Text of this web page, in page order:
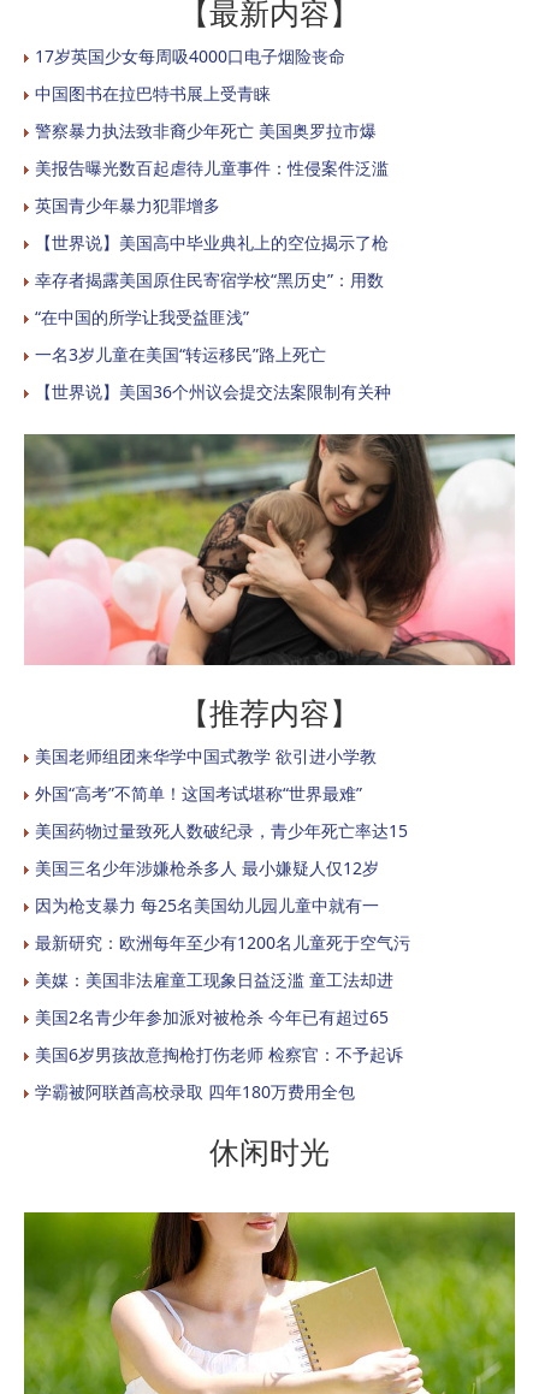
【最新内容】
17岁英国少女每周吸4000口电子烟险丧命
中国图书在拉巴特书展上受青睐
警察暴力执法致非裔少年死亡 美国奥罗拉市爆
美报告曝光数百起虐待儿童事件：性侵案件泛滥
英国青少年暴力犯罪增多
【世界说】美国高中毕业典礼上的空位揭示了枪
幸存者揭露美国原住民寄宿学校“黑历史”：用数
“在中国的所学让我受益匪浅”
一名3岁儿童在美国“转运移民”路上死亡
【世界说】美国36个州议会提交法案限制有关种
【推荐内容】
美国老师组团来华学中国式教学 欲引进小学教
外国“高考”不简单！这国考试堪称“世界最难”
美国药物过量致死人数破纪录，青少年死亡率达15
美国三名少年涉嫌枪杀多人 最小嫌疑人仅12岁
因为枪支暴力 每25名美国幼儿园儿童中就有一
最新研究：欧洲每年至少有1200名儿童死于空气污
美媒：美国非法雇童工现象日益泛滥 童工法却进
美国2名青少年参加派对被枪杀 今年已有超过65
美国6岁男孩故意掏枪打伤老师 检察官：不予起诉
学霸被阿联酋高校录取 四年180万费用全包
休闲时光